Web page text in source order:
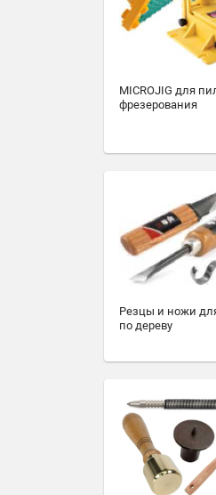
MICROJIG для
фрезерования
Резцы и ножи
по дереву